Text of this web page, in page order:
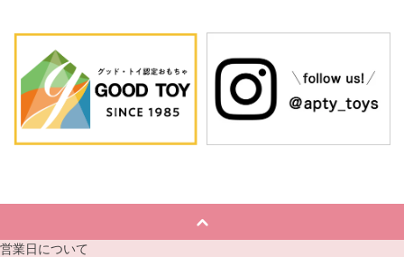
営業日について